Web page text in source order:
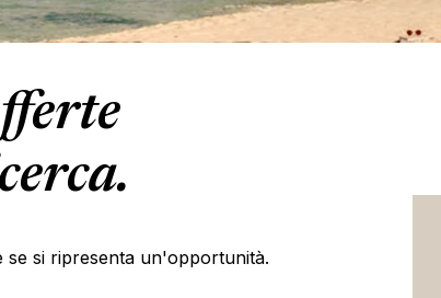
se si ripresenta un'opportunità.